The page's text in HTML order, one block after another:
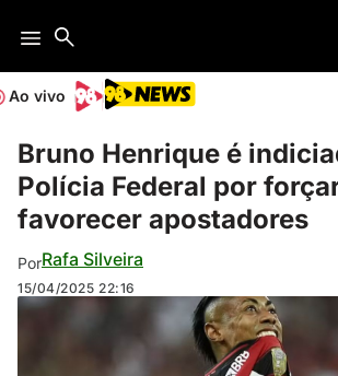
Ao vivo
Bruno Henrique é
Polícia Federal por
favorecer apostadores
PorRafa Silveira
15/04/2025 22:16